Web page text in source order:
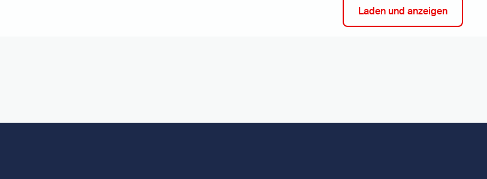
Laden und anzeigen